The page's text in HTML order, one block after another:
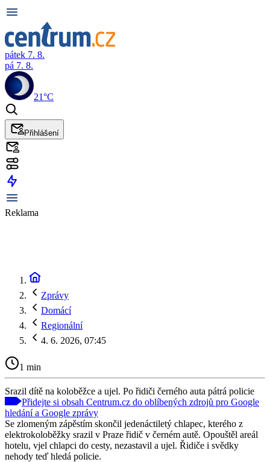
pátek 7. 8.
pá 7. 8.
21°C
Přihlášení
Reklama
Zprávy
Domácí
Regionální
4. 6. 2026, 07:45
1 min
Srazil dítě na koloběžce a ujel. Po řidiči černého auta pátrá policie
Přidejte si obsah Centrum.cz do oblíbených zdrojů pro Google
hledání a Google zprávy
Se zlomeným zápěstím skončil jedenáctiletý chlapec, kterého z
elektrokoloběžky srazil v Praze řidič v černém autě. Opouštěl areál
hotelu, vjel chlapci do cesty, nezastavil a ujel. Řidiče i svědky
nehody teď hledá policie.